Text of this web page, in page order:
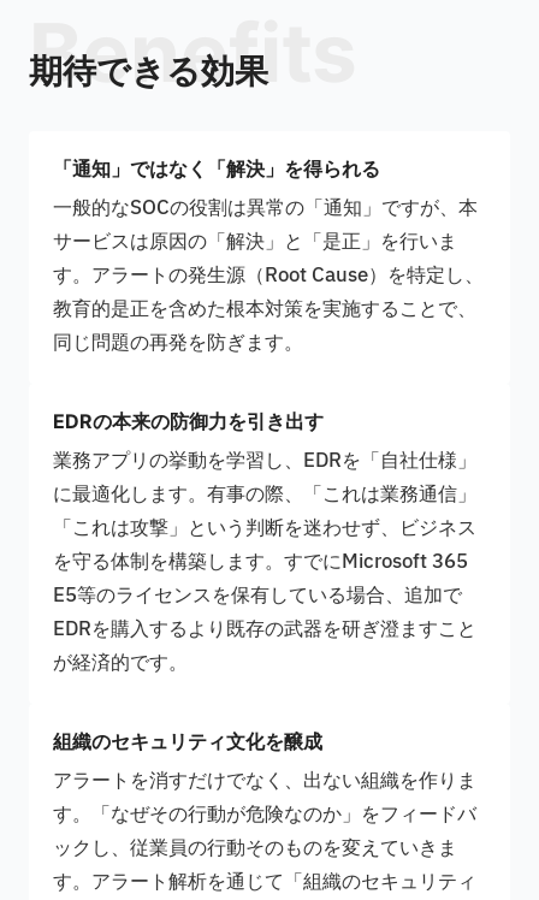
期待できる効果
Benefits
「通知」ではなく「解決」を得られる
一般的なSOCの役割は異常の「通知」ですが、本
サービスは原因の「解決」と「是正」を行いま
す。アラートの発生源（Root Cause）を特定し、
教育的是正を含めた根本対策を実施することで、
同じ問題の再発を防ぎます。
EDRの本来の防御力を引き出す
業務アプリの挙動を学習し、EDRを「自社仕様」
に最適化します。有事の際、「これは業務通信」
「これは攻撃」という判断を迷わせず、ビジネス
を守る体制を構築します。すでにMicrosoft 365
E5等のライセンスを保有している場合、追加で
EDRを購入するより既存の武器を研ぎ澄ますこと
が経済的です。
組織のセキュリティ文化を醸成
アラートを消すだけでなく、出ない組織を作りま
す。「なぜその行動が危険なのか」をフィードバ
ックし、従業員の行動そのものを変えていきま
す。アラート解析を通じて「組織のセキュリティ